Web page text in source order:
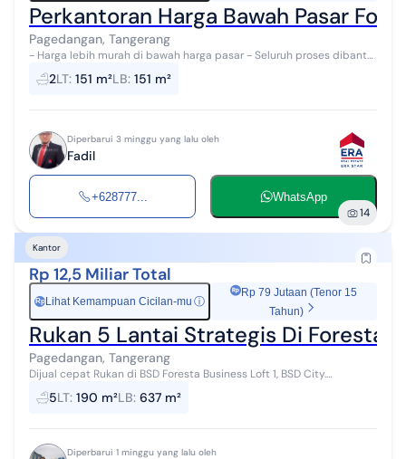
Perkantoran Harga Bawah Pasar
Pagedangan, Tangerang
- Harga lebih murah di bawah harga pasar - Seluruh proses dibantu
oleh ERA Star sampai dengan serah terima aset (pembeli terima
beres) - Cash only...
2LT: 151 m²LB: 151 m²
Diperbarui 3 minggu yang lalu oleh
Fadil
+628777... WhatsApp
14
Kantor
Rp 12,5 Miliar Total
Rp Lihat Kemampuan Cicilan-mu ⓘ
Rp 79 Jutaan (Tenor 15
Tahun)
Rukan 5 Lantai Strategis Di Foresta
Pagedangan, Tangerang
Dijual cepat Rukan di BSD Foresta Business Loft 1, BSD City.
Spesifikasi Rukan dijual: - Luas Tanah 190 m2 (11.5x16,5) - Luas
Bangunan 637,23m 2 -...
5LT: 190 m²LB: 637 m²
Diperbarui 1 minggu yang lalu oleh